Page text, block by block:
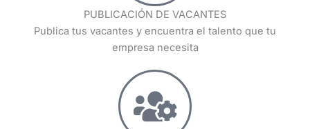
PUBLICACIÓN DE VACANTES
Publica tus vacantes y encuentra el talento que tu
empresa necesita